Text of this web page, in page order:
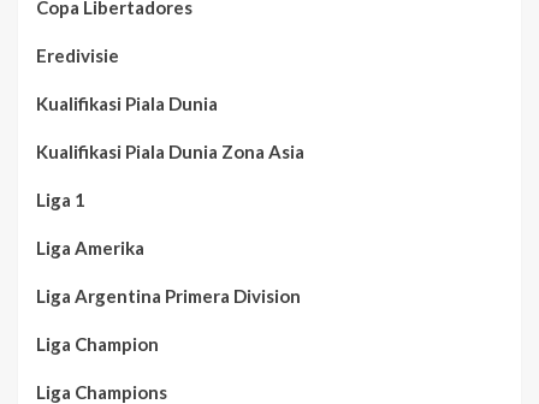
Copa Libertadores
Eredivisie
Kualifikasi Piala Dunia
Kualifikasi Piala Dunia Zona Asia
Liga 1
Liga Amerika
Liga Argentina Primera Division
Liga Champion
Liga Champions